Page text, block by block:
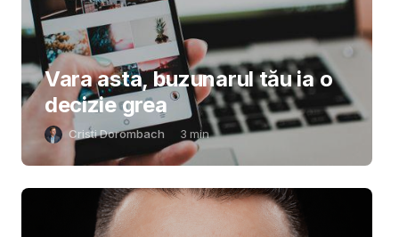
Vara asta, buzunarul tău ia o
decizie grea
Cristi Dorombach 3 min